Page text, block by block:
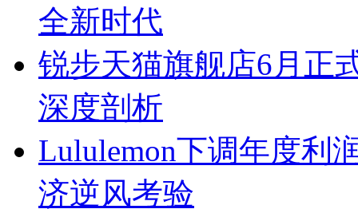
全新时代
锐步天猫旗舰店6月正
深度剖析
Lululemon下调年度利
济逆风考验